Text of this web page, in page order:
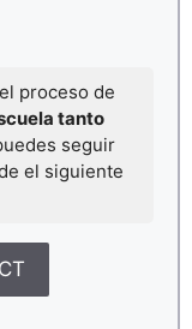
proceso de
tanto
seguir
el siguiente